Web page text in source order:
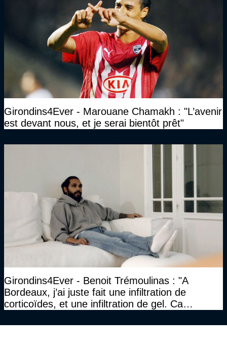
Girondins4Ever - Marouane Chamakh : "L’avenir
est devant nous, et je serai bientôt prêt"
Girondins4Ever - Benoit Trémoulinas : "A
Bordeaux, j’ai juste fait une infiltration de
corticoïdes, et une infiltration de gel. Ca